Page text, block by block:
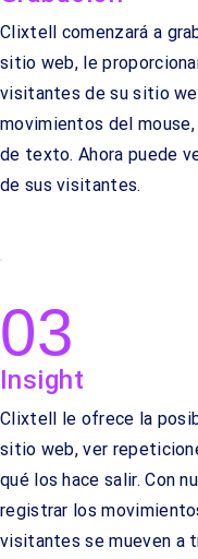
Clixtell comenzará a
sitio web, le
visitantes de su sitio
movimientos del
de texto. Ahora puede
de sus visitantes.
03
Insight
Clixtell le ofrece la
sitio web, ver
qué los hace salir. Con
registrar los
visitantes se mueven a